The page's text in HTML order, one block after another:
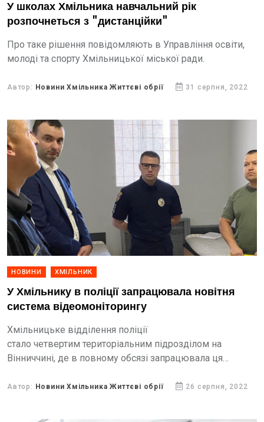
У школах Хмільника навчальний рік
розпочнеться з "дистанційки"
Про таке рішення повідомляють в Управління освіти,
молоді та спорту Хмільницької міської ради.
Автор: Новини Хмільника Життєві обрії 31 серпня, 2022
НОВИНИ ХМІЛЬНИК
У Хмільнику в поліції запрацювала новітня
система відеомоніторингу
Хмільницьке відділення поліції
стало четвертим територіальним підрозділом на
Вінниччині, де в повному обсязі запрацювала ця
Автор: Новини Хмільника Життєві обрії 26 серпня, 2022